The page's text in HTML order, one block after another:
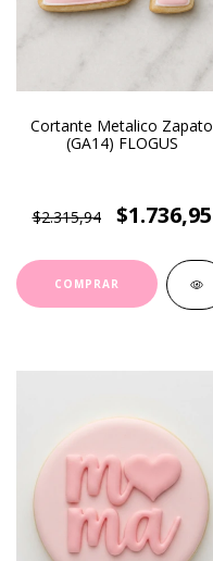
Cortante Metalico Zapato
(GA14) FLOGUS
$2.315,94 $1.736,95